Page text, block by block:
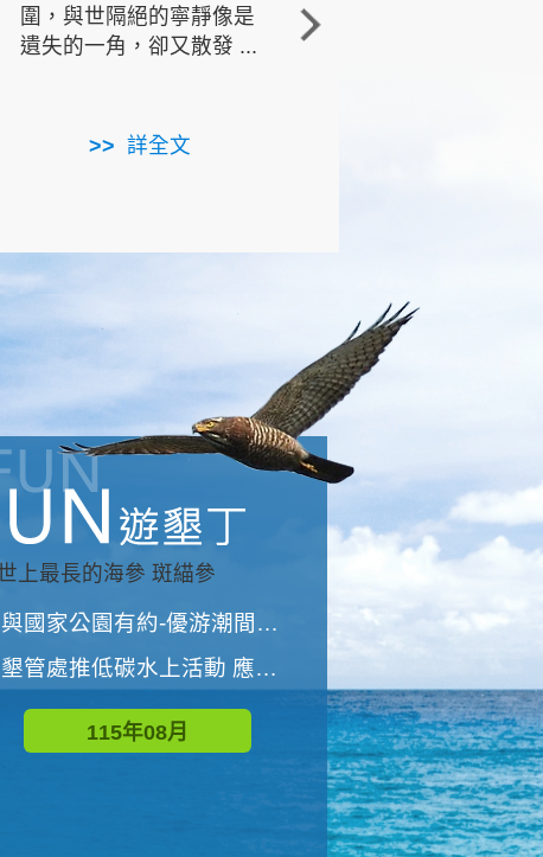
圍，與世隔絕的寧靜像是
遺失的一角，卻又散發 ...
詳全文
角的端點，冬季海浪拍打
著礁岸，旺盛的侵蝕作
與國家公園有約-優游潮間探險者
墾管處推低碳水上活動 應屆畢業生限額免費參加
115年08月
世界地球清潔日 墾管處辦理「2026年墾丁國家公園沙灘淨灘活動
115年09月